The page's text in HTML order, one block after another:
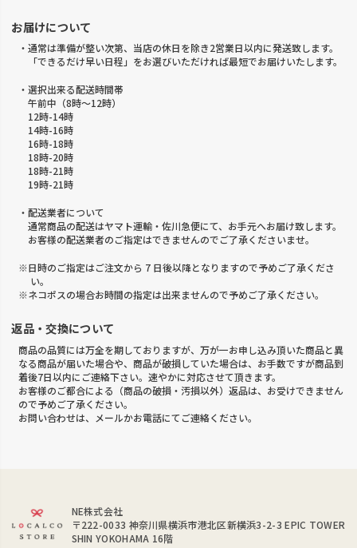
お届けについて
・通常は準備が整い次第、当店の休日を除き2営業日以内に発送致します。
「できるだけ早い日程」をお選びいただければ最短でお届けいたします。
・選択出来る配送時間帯
午前中（8時～12時）
12時-14時
14時-16時
16時-18時
18時-20時
18時-21時
19時-21時
・配送業者について
通常商品の配送はヤマト運輸・佐川急便にて、お手元へお届け致します。
お客様の配送業者のご指定はできませんのでご了承くださいませ。
※日時のご指定はご注文から 7 日後以降となりますので予めご了承くださ
い。
※ネコポスの場合お時間の指定は出来ませんので予めご了承ください。
返品・交換について
商品の品質には万全を期しておりますが、万が一お申し込み頂いた商品と異
なる商品が届いた場合や、商品が破損していた場合は、お手数ですが商品到
着後7日以内にご連絡下さい。速やかに対応させて頂きます。
お客様のご都合による（商品の破損・汚損以外）返品は、お受けできません
ので予めご了承ください。
お問い合わせは、メールかお電話にてご連絡ください。
NE株式会社
〒222-0033 神奈川県横浜市港北区新横浜3-2-3 EPIC TOWER
SHIN YOKOHAMA 16階